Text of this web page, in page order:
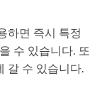
하면 즉시 특정
수 있습니다. 또
갈 수 있습니다.